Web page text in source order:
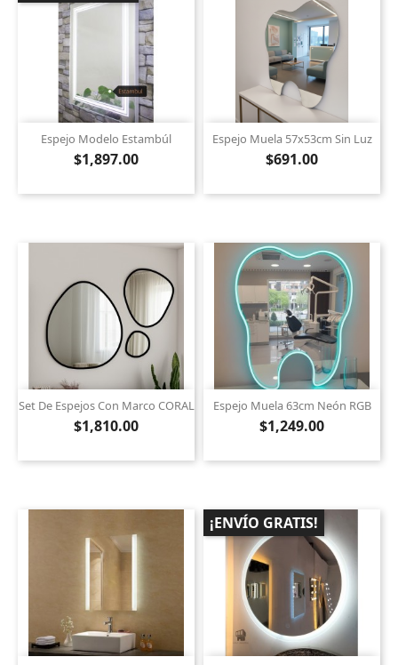
Espejo Modelo Estambúl
$1,897.00
Espejo Muela 57x53cm Sin Luz
$691.00
Set De Espejos Con Marco CORAL
$1,810.00
Espejo Muela 63cm Neón RGB
$1,249.00
¡ENVÍO GRATIS!